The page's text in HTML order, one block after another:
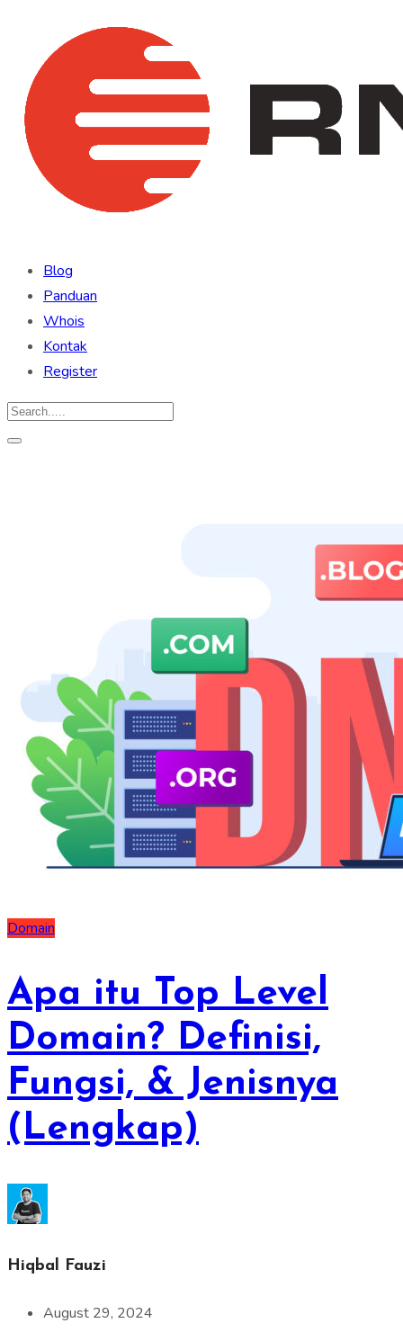
Blog
Panduan
Whois
Kontak
Register
Domain
Apa itu Top Level
Domain? Definisi,
Fungsi, & Jenisnya
(Lengkap)
Hiqbal Fauzi
August 29, 2024